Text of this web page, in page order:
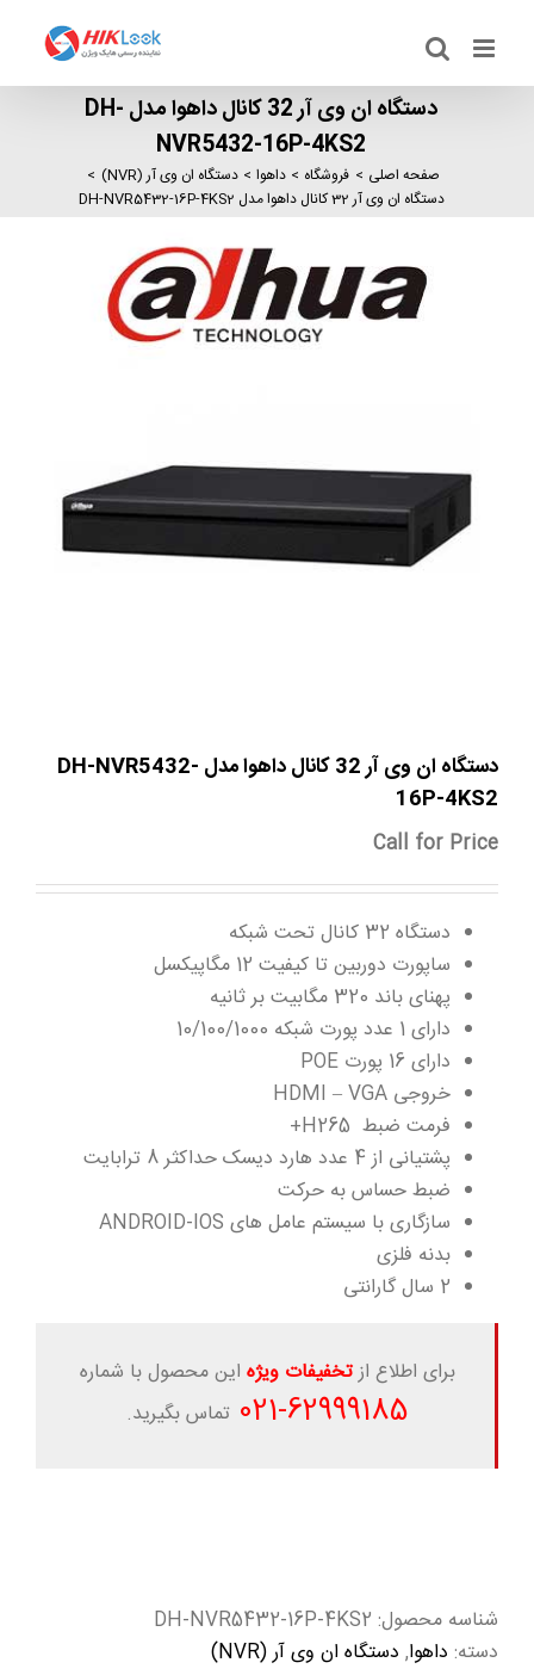
content
دستگاه ان وی آر 32 کانال داهوا مدل DH-
NVR5432-16P-4KS2
صفحه اصلی فروشگاه داهوا
دستگاه ان وی آر (NVR)
دستگاه ان وی آر 32 کانال داهوا مدل DH-NVR5432-16P-4KS2
دستگاه ان وی آر 32 کانال داهوا مدل DH-NVR5432-
16P-4KS2
Call for Price
دستگاه 32 کانال تحت شبکه
ساپورت دوربین تا کیفیت 12 مگاپیکسل
پهنای باند 320 مگابیت بر ثانیه
دارای 1 عدد پورت شبکه 10/100/1000
دارای 16 پورت POE
خروجی HDMI – VGA
فرمت ضبط H265+
پشتیانی از 4 عدد هارد دیسک حداکثر 8 ترابایت
ضبط حساس به حرکت
سازگاری با سیستم عامل های ANDROID-IOS
بدنه فلزی
2 سال گارانتی
برای اطلاع ازتخفیفات ویژه این محصول با شماره
62999185
-021 تماس بگیرید.
شناسه محصول: DH-NVR5432-16P-4KS2
دسته: داهوا, دستگاه ان وی آر (NVR)